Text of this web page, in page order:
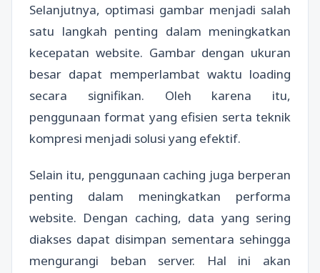
Selanjutnya, optimasi gambar menjadi salah
satu langkah penting dalam meningkatkan
kecepatan website. Gambar dengan ukuran
besar dapat memperlambat waktu loading
secara signifikan. Oleh karena itu,
penggunaan format yang efisien serta teknik
kompresi menjadi solusi yang efektif.
Selain itu, penggunaan caching juga berperan
penting dalam meningkatkan performa
website. Dengan caching, data yang sering
diakses dapat disimpan sementara sehingga
mengurangi beban server. Hal ini akan